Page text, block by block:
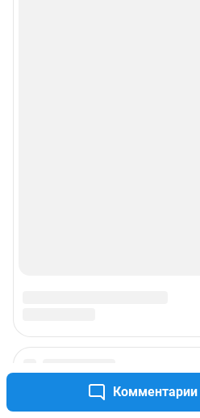
Комментарии